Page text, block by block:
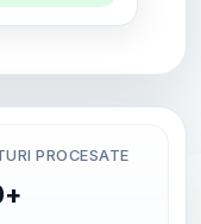
PROCESATE